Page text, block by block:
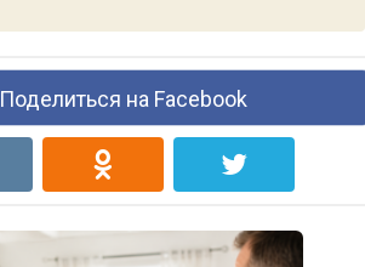
Поделиться на Facebook